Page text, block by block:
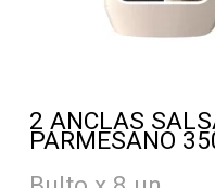
2 ANCLAS
PARMESANO